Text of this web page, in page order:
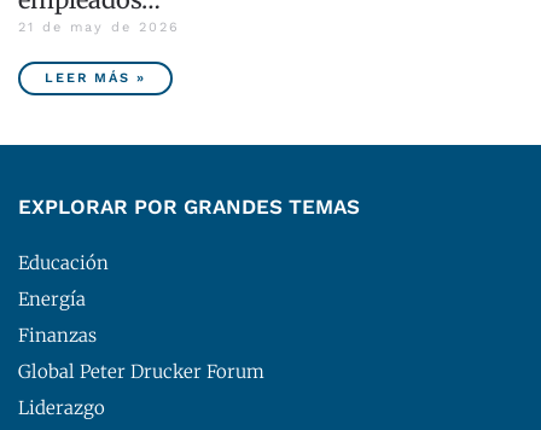
21 de may de 2026
LEER MÁS »
EXPLORAR POR GRANDES TEMAS
Educación
Energía
Finanzas
Global Peter Drucker Forum
Liderazgo